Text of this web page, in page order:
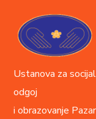
Ustanova za
odgoj
i obrazovanje